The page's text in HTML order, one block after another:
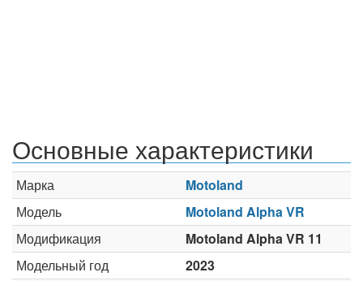
Основные характеристики
Марка
Motoland
Модель
Motoland Alpha VR
Модификация
Motoland Alpha VR 11
Модельный год
2023